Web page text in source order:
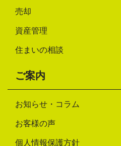
売却
資産管理
住まいの相談
ご案内
お知らせ・コラム
お客様の声
個人情報保護方針